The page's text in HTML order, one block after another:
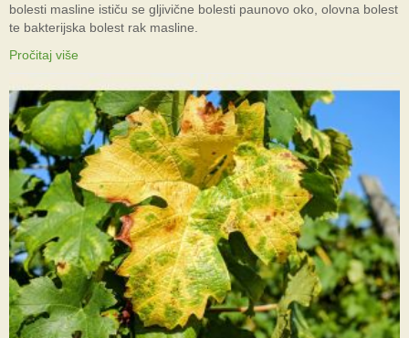
bolesti masline ističu se gljivične bolesti paunovo oko, olovna bolest
te bakterijska bolest rak masline.
Pročitaj više